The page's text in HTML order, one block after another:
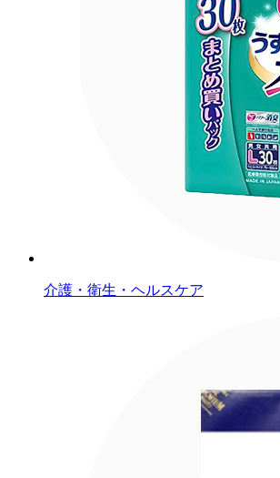
介護・衛生・ヘルスケア